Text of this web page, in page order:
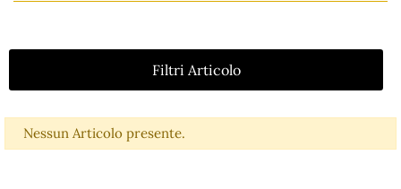
Filtri Articolo
Nessun Articolo presente.